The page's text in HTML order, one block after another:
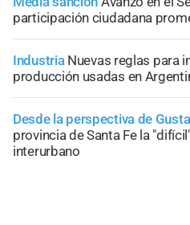
participación ciudadana
Industria Nuevas reglas para
producción usadas en
Desde la perspectiva de
provincia de Santa Fe la
interurbano